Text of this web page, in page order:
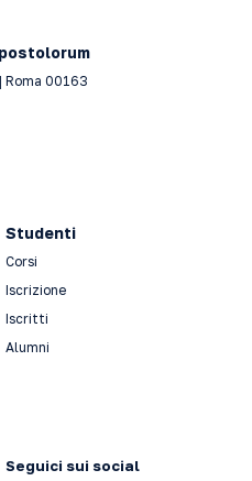
Roma 00163
Studenti
Corsi
Iscrizione
Iscritti
Alumni
Seguici sui social